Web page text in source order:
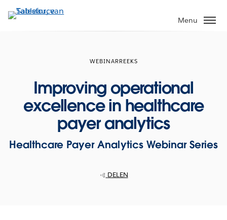
Verder
naar
Menu
WEBINARREEKS
Improving operational
excellence in healthcare
payer analytics
Healthcare Payer Analytics Webinar Series
DELEN